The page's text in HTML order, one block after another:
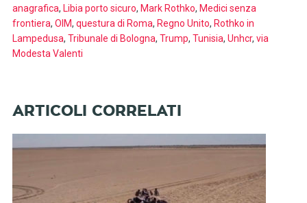
anagrafica, Libia porto sicuro, Mark Rothko, Medici senza
frontiera, OIM, questura di Roma, Regno Unito, Rothko in
Lampedusa, Tribunale di Bologna, Trump, Tunisia, Unhcr, via
Modesta Valenti